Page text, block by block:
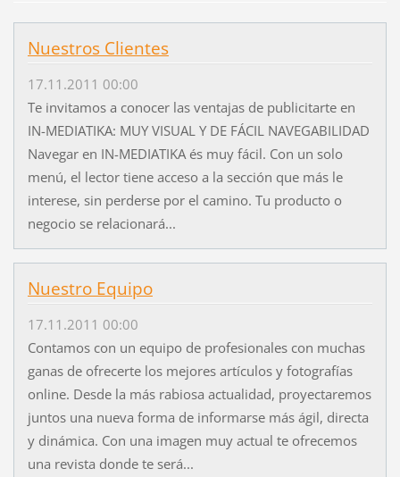
Nuestros Clientes
17.11.2011 00:00
Te invitamos a conocer las ventajas de publicitarte en
IN-MEDIATIKA: MUY VISUAL Y DE FÁCIL NAVEGABILIDAD
Navegar en IN-MEDIATIKA és muy fácil. Con un solo
menú, el lector tiene acceso a la sección que más le
interese, sin perderse por el camino. Tu producto o
negocio se relacionará...
Nuestro Equipo
17.11.2011 00:00
Contamos con un equipo de profesionales con muchas
ganas de ofrecerte los mejores artículos y fotografías
online. Desde la más rabiosa actualidad, proyectaremos
juntos una nueva forma de informarse más ágil, directa
y dinámica. Con una imagen muy actual te ofrecemos
una revista donde te será...